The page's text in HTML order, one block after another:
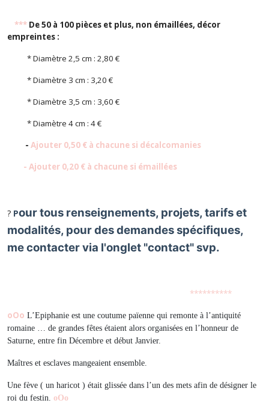
*** De 50 à 100 pièces et plus, non émaillées, décor
empreintes :
* Diamètre 2,5 cm : 2,80 €
* Diamètre 3 cm : 3,20 €
* Diamètre 3,5 cm : 3,60 €
* Diamètre 4 cm : 4 €
- Ajouter 0,50 € à chacune si décalcomanies
- Ajouter 0,20 € à chacune si émaillées
? Pour tous renseignements, projets, tarifs et
modalités, pour des demandes spécifiques,
me contacter via l'onglet "contact" svp.
**********
oOo L’Epiphanie est une coutume païenne qui remonte à l’antiquité
romaine … de grandes fêtes étaient alors organisées en l’honneur de
Saturne, entre fin Décembre et début Janvier.
Maîtres et esclaves mangeaient ensemble.
Une fève ( un haricot ) était glissée dans l’un des mets afin de désigner le
roi du festin. oOo